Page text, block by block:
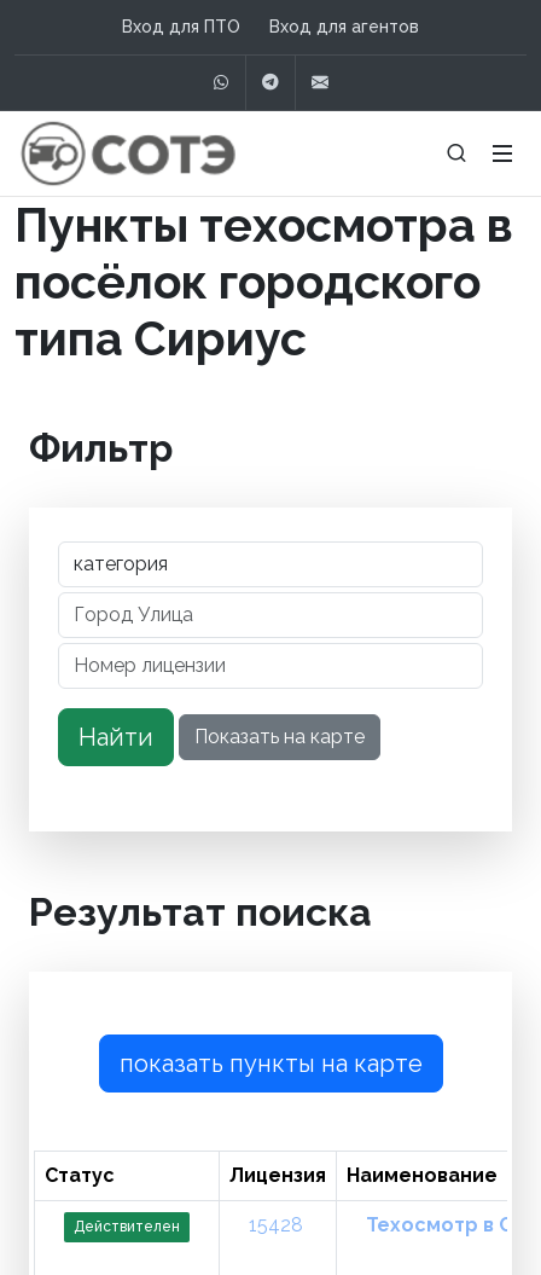
Вход для ПТО Вход для агентов
WhatsAppTelegram
Пункты техосмотра в
посёлок городского
типа Сириус
Фильтр
Результат поиска
показать пункты на карте
Статус Лицензия Наименование
Действителен 15428 Техосмотр в